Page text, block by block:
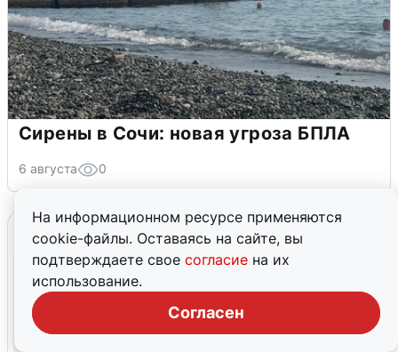
На информационном ресурсе применяются
cookie-файлы. Оставаясь на сайте, вы
подтверждаете свое согласие на их
использование.
Согласен
Сирены в Сочи: новая угроза БПЛА
6 августа 0